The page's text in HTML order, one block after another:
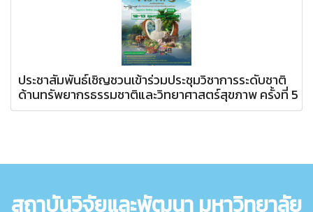
ประชาสัมพันธ์เชิญชวนเข้าร่วมประชุมวิชาการระดับชาติ
ด้านทรัพยากรธรรมชาติและวิทยาศาสตร์สุขภาพ ครั้งที่ 5
สถาบันวิจัยและพัฒนา มหาวิทยาลัย